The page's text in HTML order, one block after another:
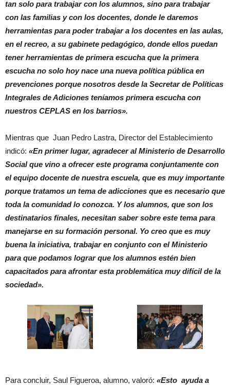
tan solo para trabajar con los alumnos, sino para trabajar
con las familias y con los docentes, donde le daremos
herramientas para poder trabajar a los docentes en las aulas,
en el recreo, a su gabinete pedagógico, donde ellos puedan
tener herramientas de primera escucha que la primera
escucha no solo hoy nace una nueva política pública en
prevenciones porque nosotros desde la Secretar de Políticas
Integrales de Adiciones teníamos primera escucha con
nuestros CEPLAS en los barrios».
Mientras que Juan Pedro Lastra, Director del Establecimiento
indicó: «En primer lugar, agradecer al Ministerio de Desarrollo
Social que vino a ofrecer este programa conjuntamente con
el equipo docente de nuestra escuela, que es muy importante
porque tratamos un tema de adicciones que es necesario que
toda la comunidad lo conozca. Y los alumnos, que son los
destinatarios finales, necesitan saber sobre este tema para
manejarse en su formación personal. Yo creo que es muy
buena la iniciativa, trabajar en conjunto con el Ministerio
para que podamos lograr que los alumnos estén bien
capacitados para afrontar esta problemática muy difícil de la
sociedad».
Para concluir, Saul Figueroa, alumno, valoró: «Esto ayuda a